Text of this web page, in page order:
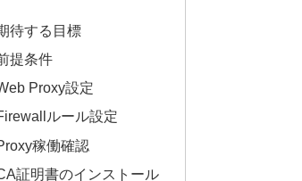
待する目標
提条件
Proxy設定
ルール設定
稼働確認
証明書のインストール